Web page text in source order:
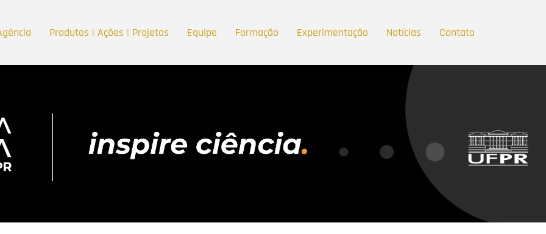
Produtos | Ações | Projetos Equipe Formação Experimentação Notícias Contato